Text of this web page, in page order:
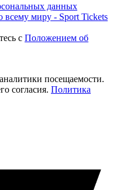
данных
всему миру - Sport Tickets
с Положением об
посещаемости.
согласия. Политика